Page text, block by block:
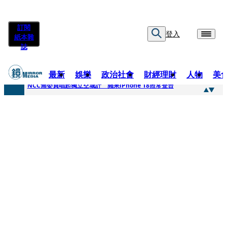
訂閱
紙本雜
誌
登入
最新 娛樂 政治社會 財經理財 人物 美
快訊
NCC無委員唱起獨立空城計 蘋果iPhone 18照常登台